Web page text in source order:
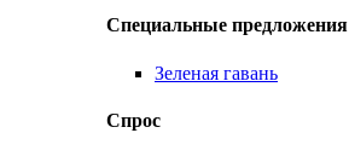
Специальные предложения
Зеленая гавань
Спрос